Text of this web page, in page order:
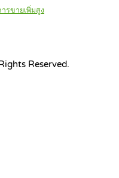
ารขายเพิ่มสูง
Reserved.